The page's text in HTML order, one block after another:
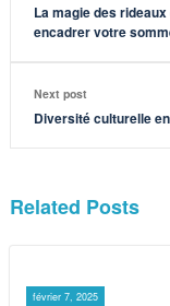
La magie des
encadrer votre
Next post
Diversité culturelle
Related Posts
février 7, 2025